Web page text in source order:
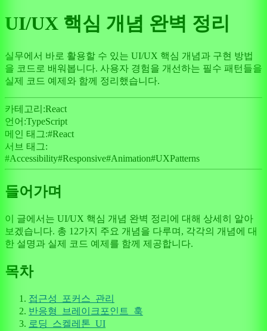
UI/UX 핵심 개념 완벽 정리
실무에서 바로 활용할 수 있는 UI/UX 핵심 개념과 구현 방법
을 코드로 배워봅니다. 사용자 경험을 개선하는 필수 패턴들을
실제 코드 예제와 함께 정리했습니다.
카테고리:React
언어:TypeScript
메인 태그:#React
서브 태그:
#Accessibility#Responsive#Animation#UXPatterns
들어가며
이 글에서는 UI/UX 핵심 개념 완벽 정리에 대해 상세히 알아
보겠습니다. 총 12가지 주요 개념을 다루며, 각각의 개념에 대
한 설명과 실제 코드 예제를 함께 제공합니다.
목차
접근성_포커스_관리
반응형_브레이크포인트_훅
로딩_스켈레톤_UI